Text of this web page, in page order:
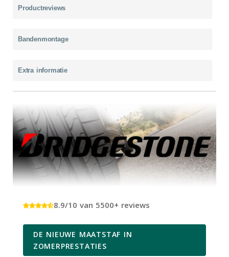
Productreviews
Bandenmontage
Extra informatie
8.9/10 van 5500+ reviews
DE NIEUWE MAATSTAF IN
ZOMERPRESTATIES